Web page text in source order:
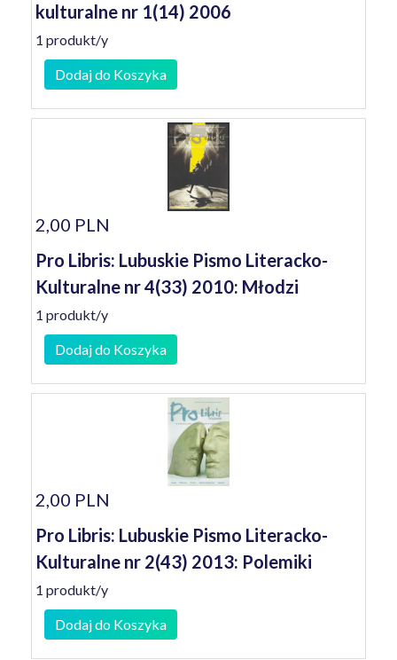
kulturalne nr 1(14) 2006
1 produkt/y
Dodaj do Koszyka
2,00 PLN
Pro Libris: Lubuskie Pismo Literacko-
Kulturalne nr 4(33) 2010: Młodzi
1 produkt/y
Dodaj do Koszyka
2,00 PLN
Pro Libris: Lubuskie Pismo Literacko-
Kulturalne nr 2(43) 2013: Polemiki
1 produkt/y
Dodaj do Koszyka